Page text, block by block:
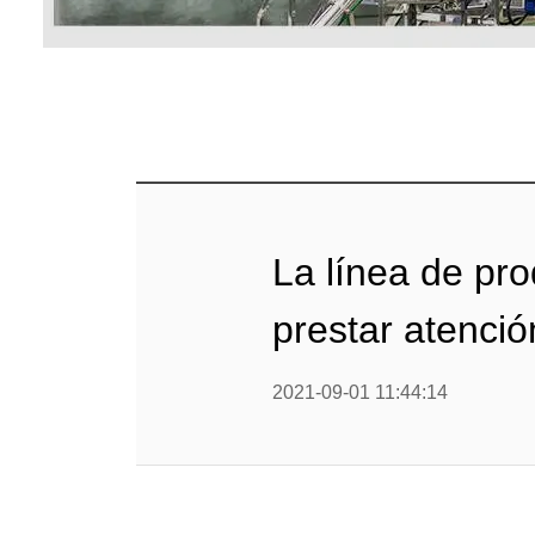
Línea
Línea
Línea
La línea de
prestar
2021-09-01 11:44:14